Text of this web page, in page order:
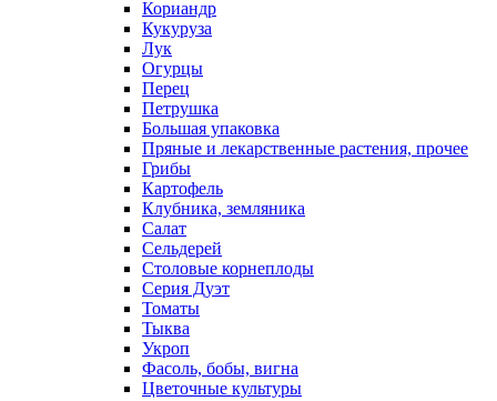
Кориандр
Кукуруза
Лук
Огурцы
Перец
Петрушка
Большая упаковка
Пряные и лекарственные растения, прочее
Грибы
Картофель
Клубника, земляника
Салат
Сельдерей
Столовые корнеплоды
Серия Дуэт
Томаты
Тыква
Укроп
Фасоль, бобы, вигна
Цветочные культуры